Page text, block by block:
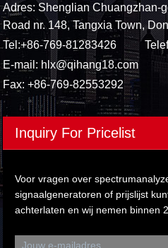
Adres: Shenglian Chuangzhan-
Road nr. 148, Tangxia Town,
Tel:+86-769-81283426
E-mail: hlx@qihang18.com
Fax: +86-769-82553292
Inquiry For Pricelist
Voor vragen over
signaalgeneratoren of prijslijst
achterlaten en wij nemen binnen